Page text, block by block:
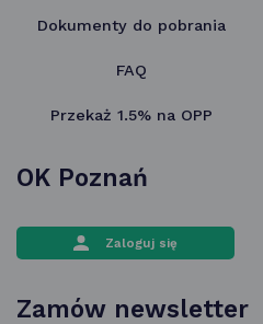
Dokumenty do pobrania
FAQ
Przekaż 1.5% na OPP
OK Poznań
Zaloguj się
Zamów newsletter